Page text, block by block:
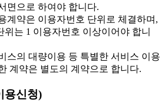
면으로 하여야 합니다.
계약은 이용자번호 단위로 체결하며,
위는 1 이용자번호 이상이어야 합니
스의 대량이용 등 특별한 서비스 이용
계약은 별도의 계약으로 합니다.
용신청)